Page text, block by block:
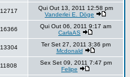
12717
Qui Out 13, 2011 12:58 pm
Vanderlei E. Döge
16366
Qui Out 06, 2011 9:17 am
CarlaAS
13304
Ter Set 27, 2011 3:36 pm
Mcdonald
11808
Sex Set 09, 2011 7:47 pm
Felipe